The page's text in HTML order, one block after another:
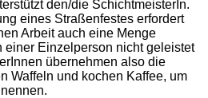
den/die SchichtmeisterIn.
eines Straßenfestes erfordert
Arbeit auch eine Menge
einer Einzelperson nicht geleistet
übernehmen also die
Waffeln und kochen Kaffee, um